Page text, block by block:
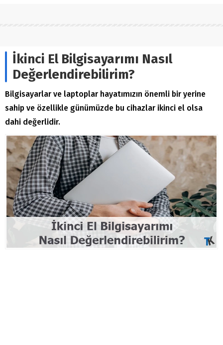
İkinci El Bilgisayarımı Nasıl
Değerlendirebilirim?
Bilgisayarlar ve laptoplar hayatımızın önemli bir yerine
sahip ve özellikle günümüzde bu cihazlar ikinci el olsa
dahi değerlidir.